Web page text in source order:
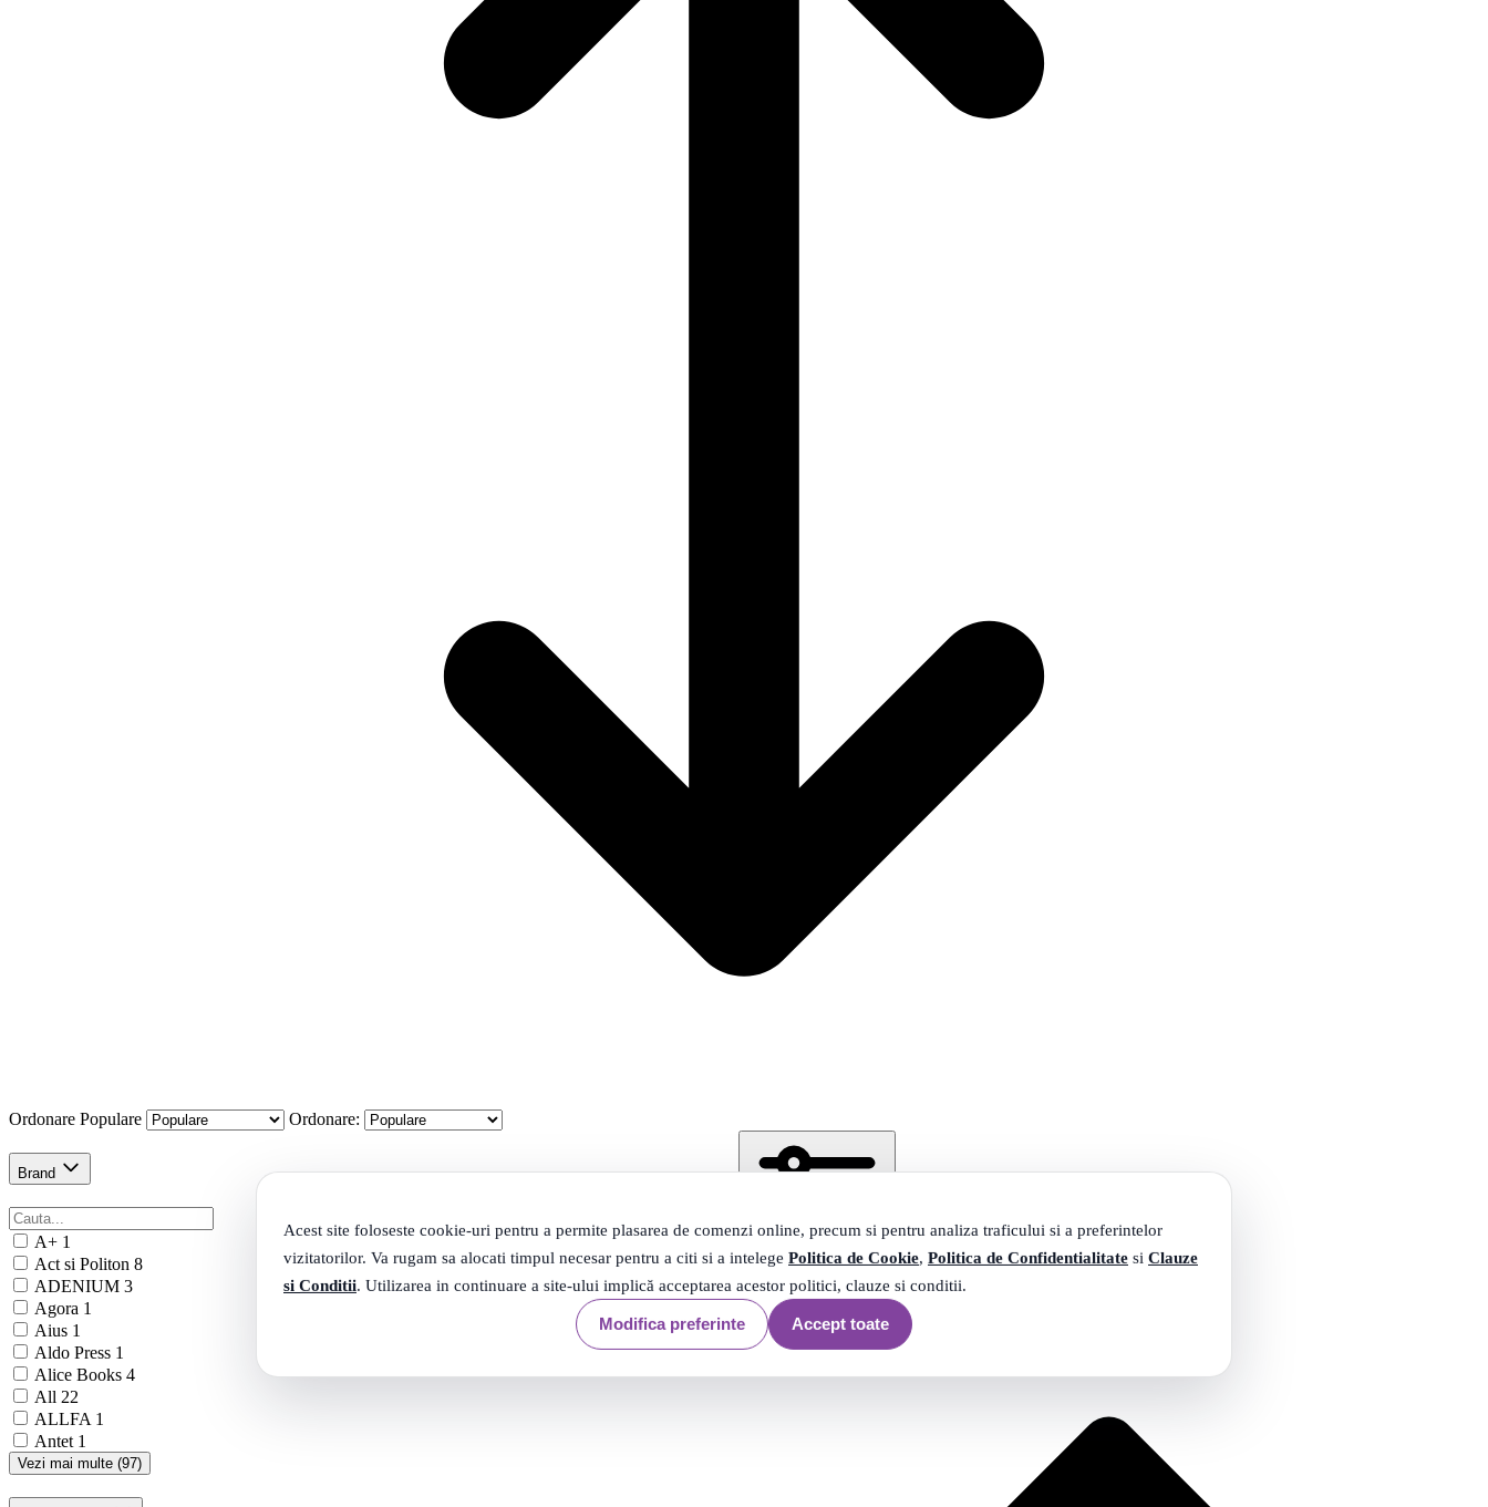
Acest site foloseste cookie-uri pentru a permite plasarea de comenzi online, precum si pentru analiza traficului si a preferintelor
vizitatorilor. Va rugam sa alocati timpul necesar pentru a citi si a intelege Politica de Cookie, Politica de Confidentialitate si Clauze
si Conditii. Utilizarea in continuare a site-ului implică acceptarea acestor politici, clauze si conditii.
Modifica preferinte Accept toate
Ordonare Populare Ordonare:
Brand
A+ 1
Act si Politon 8
ADENIUM 3
Agora 1
Aius 1
Aldo Press 1
Alice Books 4
All 22
ALLFA 1
Antet 1
Vezi mai multe (97)
Filtrare 2633 produse
2633 produse